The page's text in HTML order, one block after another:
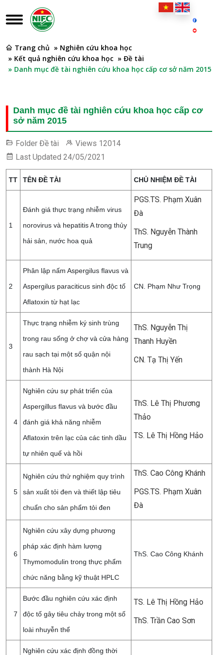
Trang chủ » Nghiên cứu khoa học
» Kết quả nghiên cứu khoa học » Đề tài
» Danh mục đề tài nghiên cứu khoa học cấp cơ sở năm 2015
Danh mục đề tài nghiên cứu khoa học cấp cơ
sở năm 2015
Folder Đề tài Views 12014
Last Updated 24/05/2021
TT TÊN ĐỀ TÀI CHỦ NHIỆM ĐỀ TÀI
1
Đánh giá thực trạng nhiễm virus
norovirus và hepatitis A trong thủy
hải sản, nước hoa quả
PGS.TS. Phạm Xuân
Đà
ThS. Nguyễn Thành
Trung
2
Phân lập nấm Aspergilus flavus và
Aspergilus paraciticus sinh độc tố
Aflatoxin từ hạt lạc
CN. Phạm Như Trọng
3
Thực trạng nhiễm ký sinh trùng
trong rau sống ở chợ và cửa hàng
rau sạch tại một số quận nội
thành Hà Nội
ThS. Nguyễn Thị
Thanh Huyền
CN. Tạ Thị Yến
4
Nghiên cứu sự phát triển của
Aspergillus flavus và bước đầu
đánh giá khả năng nhiễm
Aflatoxin trên lạc của các tinh dầu
tự nhiên quế và hồi
ThS. Lê Thị Phương
Thảo
TS. Lê Thị Hồng Hảo
5
Nghiên cứu thử nghiệm quy trình
sản xuất tỏi đen và thiết lập tiêu
chuẩn cho sản phẩm tỏi đen
ThS. Cao Công Khánh
PGS.TS. Phạm Xuân
Đà
6
Nghiên cứu xây dựng phương
pháp xác định hàm lượng
Thymomodulin trong thực phẩm
chức năng bằng kỹ thuật HPLC
ThS. Cao Công Khánh
7
Bước đầu nghiên cứu xác định
độc tố gây tiêu chảy trong một số
loài nhuyễn thể
TS. Lê Thị Hồng Hảo
ThS. Trần Cao Sơn
Nghiên cứu xác định đồng thời